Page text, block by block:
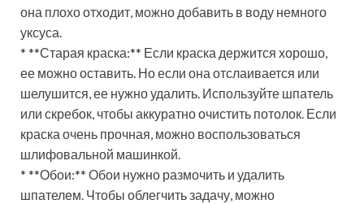
она плохо отходит, можно добавить в воду немного
уксуса.
* **Старая краска:** Если краска держится хорошо,
ее можно оставить. Но если она отслаивается или
шелушится, ее нужно удалить. Используйте шпатель
или скребок, чтобы аккуратно очистить потолок. Если
краска очень прочная, можно воспользоваться
шлифовальной машинкой.
* **Обои:** Обои нужно размочить и удалить
шпателем. Чтобы облегчить задачу, можно